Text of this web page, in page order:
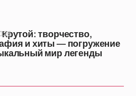
творчество,
и хиты — погружение
мир легенды